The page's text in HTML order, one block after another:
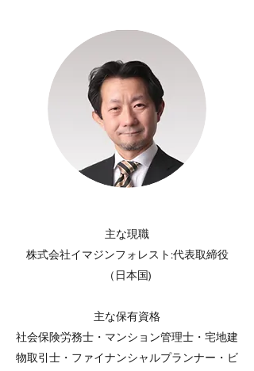
主な現職
株式会社イマジンフォレスト:代表取締役
（日本国)
主な保有資格
社会保険労務士・マンション管理士・宅地建
物取引士・ファイナンシャルプランナー・ビ